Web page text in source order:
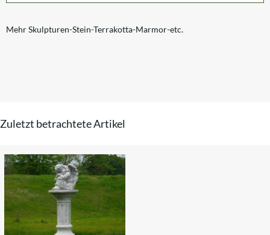
Mehr Skulpturen-Stein-Terrakotta-Marmor-etc.
Zuletzt betrachtete Artikel